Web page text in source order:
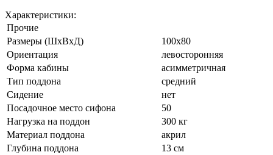
Характеристики:
Прочие
Размеры (ШхВхД)
100x80
Ориентация
левосторонняя
Форма кабины
асимметричная
Тип поддона
средний
Сидение
нет
Посадочное место сифона
50
Нагрузка на поддон
300 кг
Материал поддона
акрил
Глубина поддона
13 см